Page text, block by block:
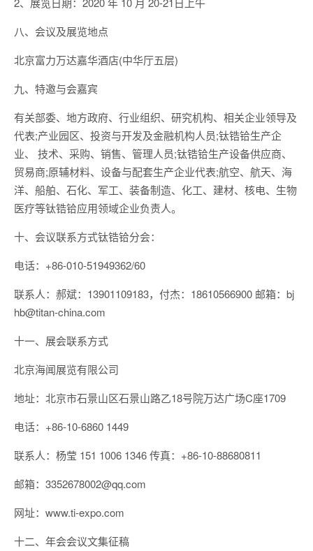
八、会议及展览地点
北京富力万达嘉华酒店(中华厅五层)
九、特邀与会嘉宾
有关部委、地方政府、行业组织、研究机构、相关企业领导及
代表;产业园区、投资与开发及金融机构人员;钛锆铪生产企
业、 技术、采购、销售、管理人员;钛锆铪生产设备供应商、
贸易商;原辅材料、设备与配套生产企业代表;航空、航天、海
洋、船舶、石化、军工、装备制造、化工、建材、核电、生物
医疗等钛锆铪应用领域企业负责人。
十、会议联系方式钛锆铪分会：
电话：+86-010-51949362/60
联系人：郝斌：13901109183，付杰：18610566900 邮箱：bj
hb@titan-china.com
十一、展会联系方式
北京海闻展览有限公司
地址：北京市石景山区石景山路乙18号院万达广场C座1709
电话：+86-10-6860 1449
联系人：杨莹 151 1006 1346 传真：+86-10-88680811
邮箱：3352678002@qq.com
网址：www.ti-expo.com
十二、年会会议文集征稿